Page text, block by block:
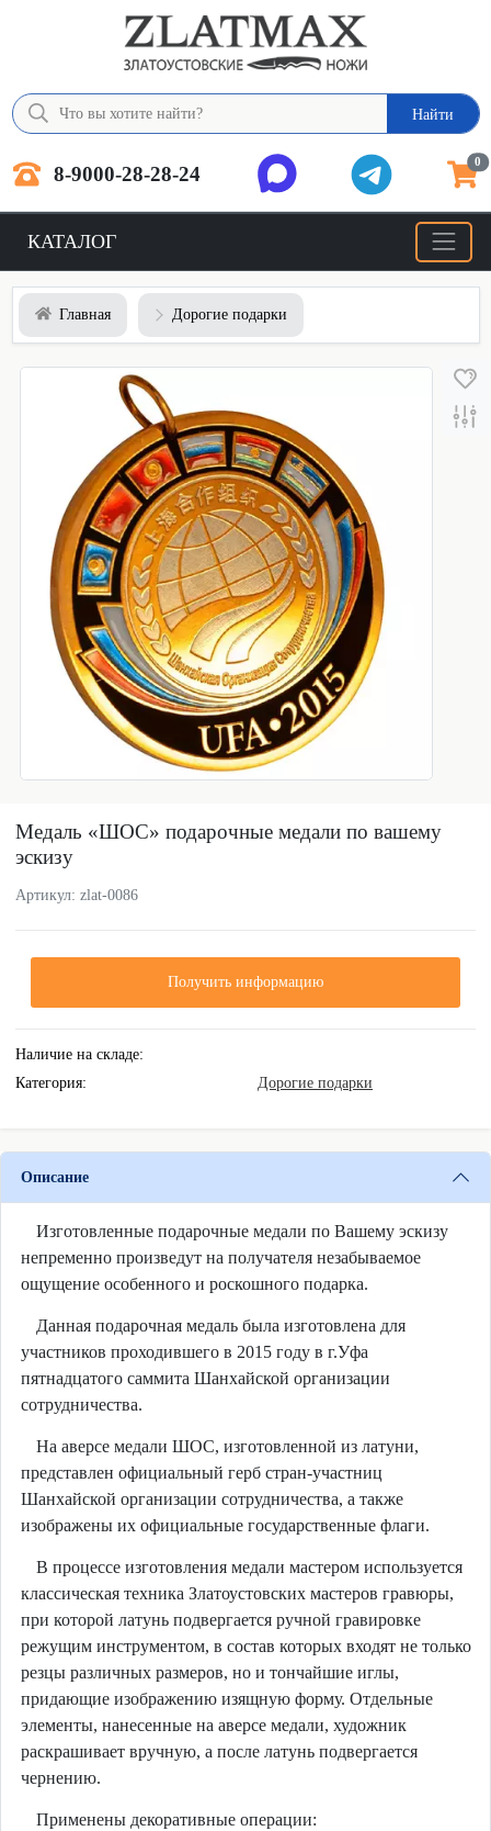
Найти
8-9000-28-28-24 0
КАТАЛОГ
Главная Дорогие подарки
Медаль «ШОС» подарочные медали по вашему
эскизу
Артикул: zlat-0086
Получить информацию
Наличие на складе:
Категория:
Дорогие подарки
Описание
Изготовленные подарочные медали по Вашему эскизу
непременно произведут на получателя незабываемое
ощущение особенного и роскошного подарка.
Данная подарочная медаль была изготовлена для
участников проходившего в 2015 году в г.Уфа
пятнадцатого саммита Шанхайской организации
сотрудничества.
На аверсе медали ШОС, изготовленной из латуни,
представлен официальный герб стран-участниц
Шанхайской организации сотрудничества, а также
изображены их официальные государственные флаги.
В процессе изготовления медали мастером используется
классическая техника Златоустовских мастеров гравюры,
при которой латунь подвергается ручной гравировке
режущим инструментом, в состав которых входят не только
резцы различных размеров, но и тончайшие иглы,
придающие изображению изящную форму. Отдельные
элементы, нанесенные на аверсе медали, художник
раскрашивает вручную, а после латунь подвергается
чернению.
Применены декоративные операции: